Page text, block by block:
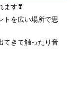
ます❣
トを広い場所で思
てきて触ったり音